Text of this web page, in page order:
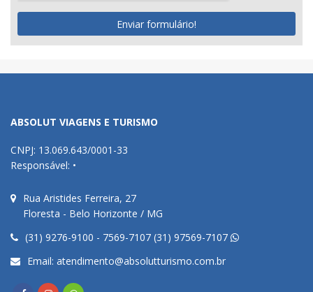
Enviar formulário!
ABSOLUT VIAGENS E TURISMO
CNPJ: 13.069.643/0001-33
Responsável: •
Rua Aristides Ferreira, 27
Floresta - Belo Horizonte / MG
(31) 9276-9100 - 7569-7107 (31) 97569-7107
Email: atendimento@absolutturismo.com.br